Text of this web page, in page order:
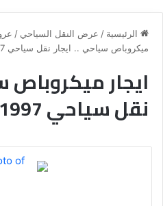
الرئيسية / عرض النقل السياحي /
ميكروباص سياحي .. ايجار نقل سياحي 01100091997
ايجار ميكروباص
نقل سياحي 01100091997